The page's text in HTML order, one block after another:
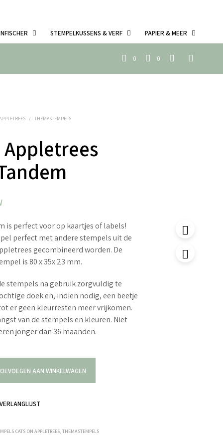
STEMPELKUSSENS & VERF PAPIER & MEER
0 0
/ THEMASTEMPELS
Appletrees
is perfect voor op kaartjes of labels!
perfect met andere stempels uit de
gecombineerd worden. De
is 80 x 35x 23 mm.
stempels na gebruik zorgvuldig te
doek en, indien nodig, een beetje
er geen kleurresten meer vrijkomen.
van de stempels en kleuren. Niet
jonger dan 36 maanden.
AAN WINKELWAGEN
CATS ON APPLETREES,THEMASTEMPELS